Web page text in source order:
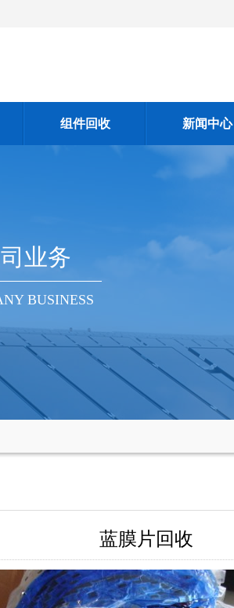
组件回收 新闻中心
业务
BUSINESS
蓝膜片回收